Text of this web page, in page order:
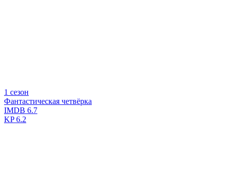
1 сезон
Фантастическая четвёрка
IMDB 6.7
KP6.2